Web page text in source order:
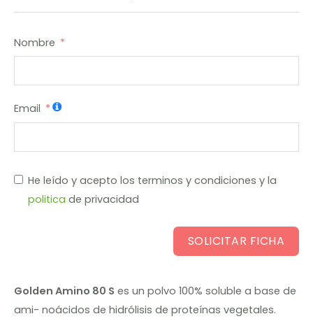
Nombre
Email
He leído y acepto los terminos y condiciones y la
politica de privacidad
SOLICITAR FICHA
Golden Amino 80 S es un polvo 100% soluble a base de
ami- noácidos de hidrólisis de proteínas vegetales.